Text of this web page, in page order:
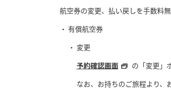
航空券の変更、払い戻しを手数料
有償航空券
変更
予約確認画面
の「変更」
なお、お持ちのご旅程より、